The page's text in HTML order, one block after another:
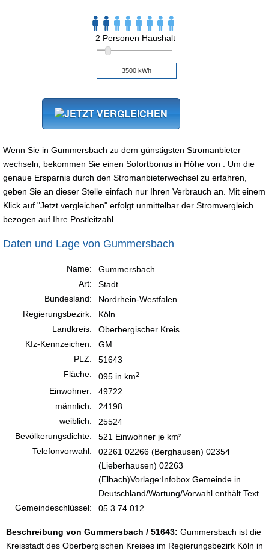
2 Personen Haushalt
Wenn Sie in Gummersbach zu dem günstigsten Stromanbieter
wechseln, bekommen Sie einen Sofortbonus in Höhe von . Um die
genaue Ersparnis durch den Stromanbieterwechsel zu erfahren,
geben Sie an dieser Stelle einfach nur Ihren Verbrauch an. Mit einem
Klick auf "Jetzt vergleichen" erfolgt unmittelbar der Stromvergleich
bezogen auf Ihre Postleitzahl.
Daten und Lage von Gummersbach
Name:
Gummersbach
Art:
Stadt
Bundesland:
Nordrhein-Westfalen
Regierungsbezirk:
Köln
Landkreis:
Oberbergischer Kreis
Kfz-Kennzeichen:
GM
PLZ:
51643
Fläche:
095 in km2
Einwohner:
49722
männlich:
24198
weiblich:
25524
Bevölkerungsdichte:
521 Einwohner je km²
Telefonvorwahl:
02261 02266 (Berghausen) 02354
(Lieberhausen) 02263
(Elbach)Vorlage:Infobox Gemeinde in
Deutschland/Wartung/Vorwahl enthält Text
Gemeindeschlüssel:
05 3 74 012
Beschreibung von Gummersbach / 51643: Gummersbach ist die
Kreisstadt des Oberbergischen Kreises im Regierungsbezirk Köln in